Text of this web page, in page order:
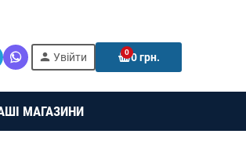
person Увійти 00 грн.
МАГАЗИНИ